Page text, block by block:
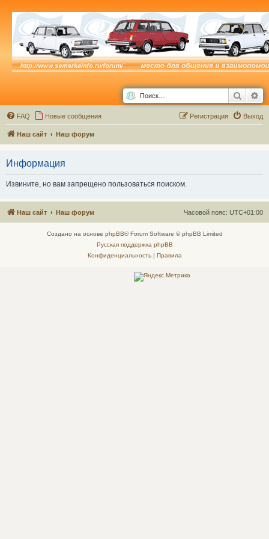
Поиск
FAQ Новые сообщения Выход
Регистрация
Наш сайт Наш форум
Информация
Извините, но вам запрещено пользоваться поиском.
Наш сайт Наш форум Часовой пояс: UTC+01:00
Создано на основе phpBB® Forum Software © phpBB Limited
Русская поддержка phpBB
Конфиденциальность| Правила